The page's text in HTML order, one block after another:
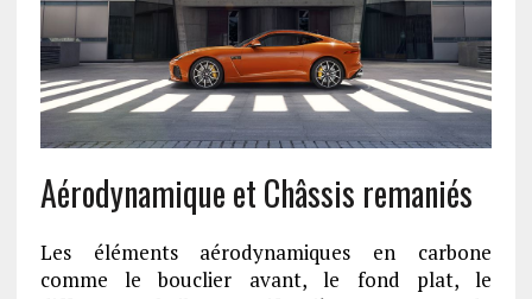
Aérodynamique et Châssis remaniés
Les éléments aérodynamiques en carbone
comme le bouclier avant, le fond plat, le